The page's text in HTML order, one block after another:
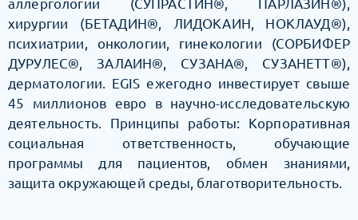
аллергологии (СУПРАСТИН®, ПАРЛАЗИН®),
хирургии (БЕТАДИН®, ЛИДОКАИН, НОКЛАУД®),
психиатрии, онкологии, гинекологии (СОРБИФЕР
ДУРУЛЕС®, ЗАЛАИН®, СУЗАНА®, СУЗАНЕТТ®),
дерматологии. EGIS ежегодно инвестирует свыше
45 миллионов евро в научно-исследовательскую
деятельность. Принципы работы: Корпоративная
социальная ответственность, обучающие
программы для пациентов, обмен знаниями,
защита окружающей среды, благотворительность.